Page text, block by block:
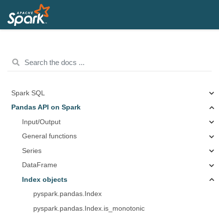
Spark SQL
Pandas API on Spark
Input/Output
General functions
Series
DataFrame
Index objects
pyspark.pandas.Index
pyspark.pandas.Index.is_monotonic